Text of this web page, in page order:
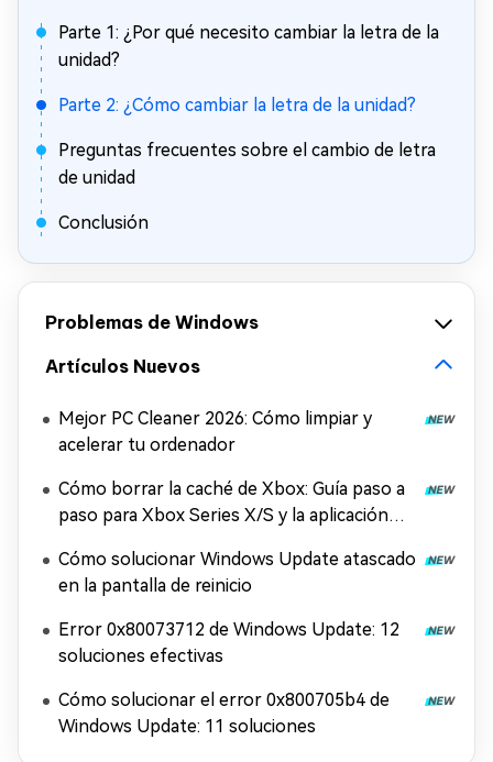
Parte 1: ¿Por qué necesito cambiar la letra de la
unidad?
Parte 2: ¿Cómo cambiar la letra de la unidad?
Preguntas frecuentes sobre el cambio de letra
de unidad
Conclusión
Problemas de Windows
Artículos Nuevos
Mejor PC Cleaner 2026: Cómo limpiar y
acelerar tu ordenador
Cómo borrar la caché de Xbox: Guía paso a
paso para Xbox Series X/S y la aplicación
Cómo solucionar Windows Update atascado
en la pantalla de reinicio
Error 0x80073712 de Windows Update: 12
soluciones efectivas
Cómo solucionar el error 0x800705b4 de
Windows Update: 11 soluciones